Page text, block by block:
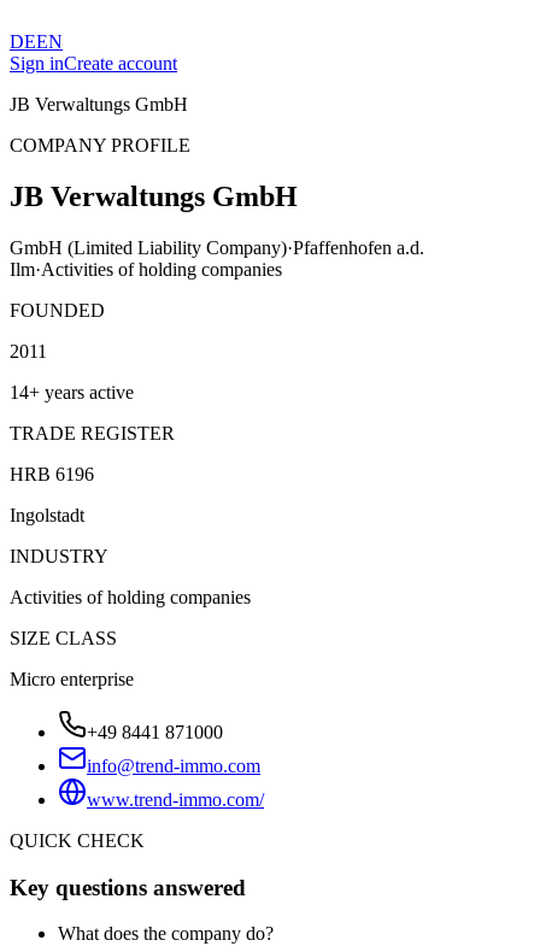
DEEN
Sign inCreate account
JB Verwaltungs GmbH
COMPANY PROFILE
JB Verwaltungs GmbH
GmbH (Limited Liability Company)·Pfaffenhofen a.d.
Ilm·Activities of holding companies
FOUNDED
2011
14+ years active
TRADE REGISTER
HRB 6196
Ingolstadt
INDUSTRY
Activities of holding companies
SIZE CLASS
Micro enterprise
+49 8441 871000
info@trend-immo.com
www.trend-immo.com/
QUICK CHECK
Key questions answered
What does the company do?